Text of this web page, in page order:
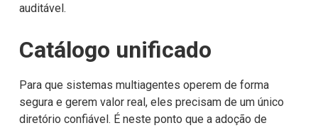
auditável.
Catálogo unificado
Para que sistemas multiagentes operem de forma
segura e gerem valor real, eles precisam de um único
diretório confiável. É neste ponto que a adoção de